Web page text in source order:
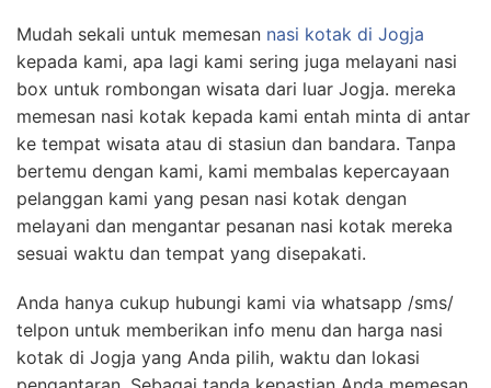
Mudah sekali untuk memesan nasi kotak di Jogja
kepada kami, apa lagi kami sering juga melayani nasi
box untuk rombongan wisata dari luar Jogja. mereka
memesan nasi kotak kepada kami entah minta di antar
ke tempat wisata atau di stasiun dan bandara. Tanpa
bertemu dengan kami, kami membalas kepercayaan
pelanggan kami yang pesan nasi kotak dengan
melayani dan mengantar pesanan nasi kotak mereka
sesuai waktu dan tempat yang disepakati.
Anda hanya cukup hubungi kami via whatsapp /sms/
telpon untuk memberikan info menu dan harga nasi
kotak di Jogja yang Anda pilih, waktu dan lokasi